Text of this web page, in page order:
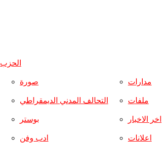
الحزب
صورة
التحالف المدني الديمقراطي
بوستر
ادب وفن
مدارات
ملفات
اخر الاخبار
اعلانات